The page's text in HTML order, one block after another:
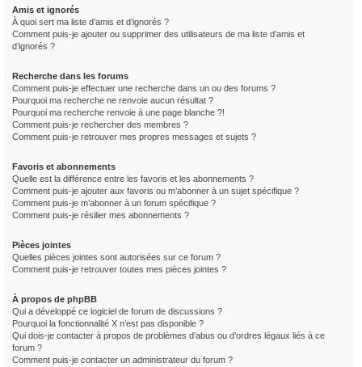
Amis et ignorés
À quoi sert ma liste d’amis et d’ignorés ?
Comment puis-je ajouter ou supprimer des utilisateurs de ma liste d’amis et
d’ignorés ?
Recherche dans les forums
Comment puis-je effectuer une recherche dans un ou des forums ?
Pourquoi ma recherche ne renvoie aucun résultat ?
Pourquoi ma recherche renvoie à une page blanche ?!
Comment puis-je rechercher des membres ?
Comment puis-je retrouver mes propres messages et sujets ?
Favoris et abonnements
Quelle est la différence entre les favoris et les abonnements ?
Comment puis-je ajouter aux favoris ou m’abonner à un sujet spécifique ?
Comment puis-je m’abonner à un forum spécifique ?
Comment puis-je résilier mes abonnements ?
Pièces jointes
Quelles pièces jointes sont autorisées sur ce forum ?
Comment puis-je retrouver toutes mes pièces jointes ?
À propos de phpBB
Qui a développé ce logiciel de forum de discussions ?
Pourquoi la fonctionnalité X n’est pas disponible ?
Qui dois-je contacter à propos de problèmes d’abus ou d’ordres légaux liés à ce
forum ?
Comment puis-je contacter un administrateur du forum ?